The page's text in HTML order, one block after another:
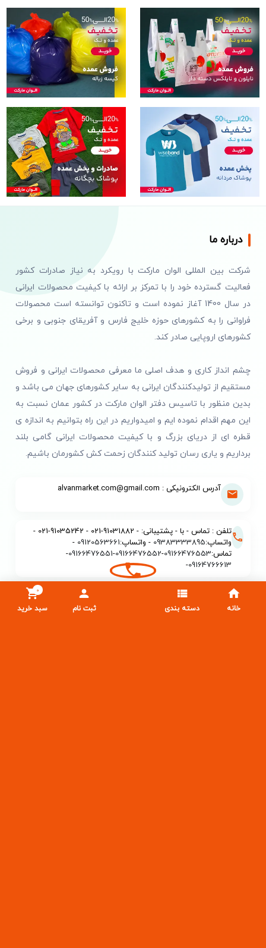
درباره ما
شرکت بین المللی الوان مارکت با رویکرد به نیاز صادرات کشور
فعالیت گسترده خود را با تمرکز بر ارائه با کیفیت محصولات ایرانی
در سال 1400 آغاز نموده است و تاکنون توانسته است محصولات
فراوانی را به کشورهای حوزه خلیج فارس و آفریقای جنوبی و برخی
کشورهای اروپایی صادر کند.
چشم انداز کاری و هدف اصلی ما معرفی محصولات ایرانی و فروش
مستقیم از تولیدکنندگان ایرانی به سایر کشورهای جهان می باشد و
بدین منظور با تاسیس دفتر الوان مارکت در کشور عمان نسبت به
این مهم اقدام نموده ایم و امیدواریم در این راه بتوانیم به اندازه ی
قطره ای از دریای بزرگ و با کیفیت محصولات ایرانی گامی بلند
برداریم و یاری رسان تولید کنندگان زحمت کش کشورمان باشیم.
آدرس الکترونیکی : alvanmarket.com@gmail.com
تلفن : تماس - با - پشتیبانی: - 91031882-021 - 91035242-021 -
واتساپ:09383333895 - واتساپ:09120563661
-
تماس:09166476553
-
09166476552
-
09166476551
-
09164766613
-
ساعت کاری : 9 الی20
خانه دسته بندی ثبت نام سبد خرید
0